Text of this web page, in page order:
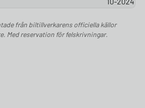
från biltillverkarens officiella källor
Med reservation för felskrivningar.